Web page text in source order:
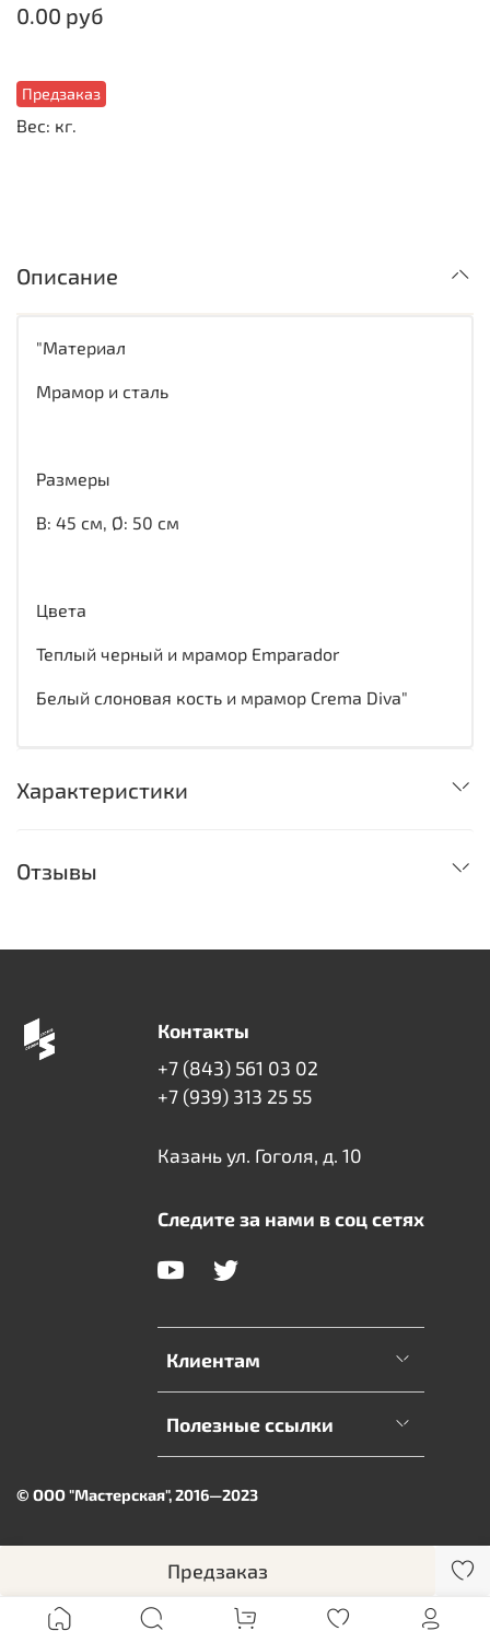
Предзаказ
0.00 руб
Предзаказ
Вес: кг.
Описание
"Материал
Мрамор и сталь
Размеры
В: 45 см, Ø: 50 см
Цвета
Теплый черный и мрамор Emparador
Белый слоновая кость и мрамор Crema Diva"
Характеристики
Отзывы
Клиентам
Полезные ссылки
Контакты
+7 (843) 561 03 02
+7 (939) 313 25 55
Казань ул. Гоголя, д. 10
Следите за нами в соц сетях
© ООО "Мастерская", 2016—2023